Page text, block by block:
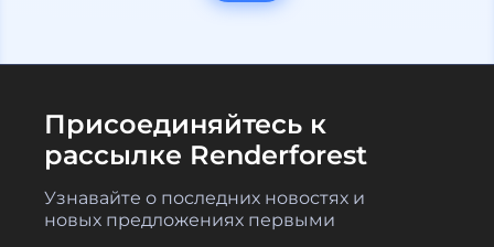
Присоединяйтесь к
рассылке Renderforest
Узнавайте о последних новостях и
новых предложениях первыми